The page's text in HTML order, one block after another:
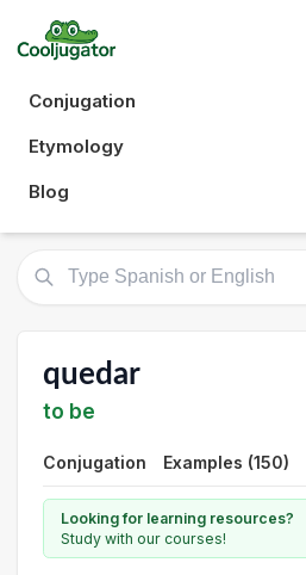
Conjugation
Etymology
Blog
quedar
to be
Conjugation Examples (150)
Looking for learning resources?
Study with our courses!